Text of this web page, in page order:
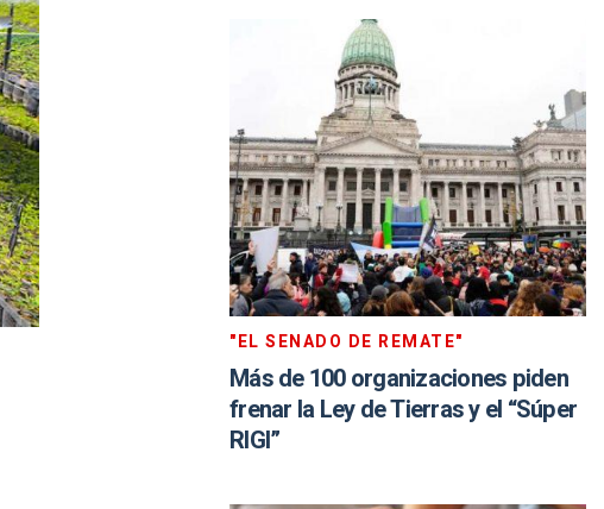
"EL SENADO DE REMATE"
Más de 100 organizaciones piden
frenar la Ley de Tierras y el “Súper
RIGI”